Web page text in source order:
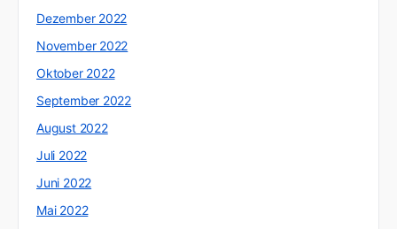
Dezember 2022
November 2022
Oktober 2022
September 2022
August 2022
Juli 2022
Juni 2022
Mai 2022